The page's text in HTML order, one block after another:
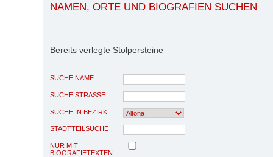
NAMEN, ORTE UND BIOGRAFIEN SUCHEN
Bereits verlegte Stolpersteine
SUCHE NAME
SUCHE STRASSE
SUCHE IN BEZIRK
STADTTEILSUCHE
NUR MIT
BIOGRAFIETEXTEN